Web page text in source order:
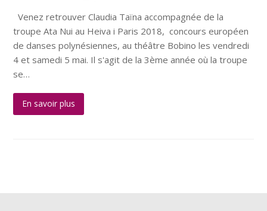
Venez retrouver Claudia Taïna accompagnée de la
troupe Ata Nui au Heiva i Paris 2018, concours européen
de danses polynésiennes, au théâtre Bobino les vendredi
4 et samedi 5 mai. Il s'agit de la 3ème année où la troupe
se…
En savoir plus